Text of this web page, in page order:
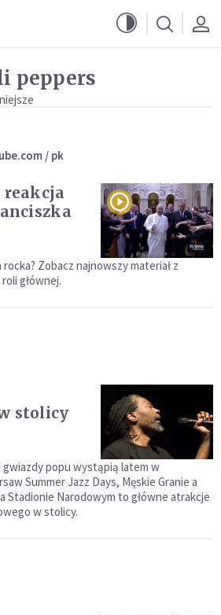
peppers
/ pk
reakcja
Zobacz najnowszy materiał z
głównej.
stolicy
gwiazdy popu wystąpią latem w
Summer Jazz Days, Męskie Granie a
Stadionie Narodowym to główne atrakcje
w stolicy.